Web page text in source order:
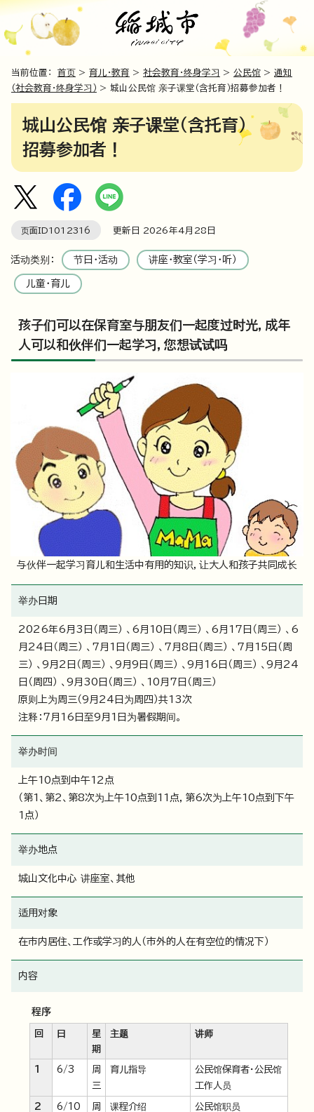
当前位置： 首页 > 育儿・教育 > 社会教育・终身学习 > 公民馆 > 通知
（社会教育・终身学习） > 城山公民馆 亲子课堂（含托育）招募参加者！
城山公民馆 亲子课堂（含托育）
招募参加者！
页面ID1012316 更新日 2026年4月 28 日
活动类别： 节日・活动 讲座・教室（学习・听）
儿童・育儿
孩子们可以在保育室与朋友们一起度过时光，成年
人可以和伙伴们一起学习，您想试试吗
与伙伴一起学习育儿和生活中有用的知识，让大人和孩子共同成长
举办日期
2026年6月3日（周三） 、6月10日（周三） 、6月17日（周三） 、6
月24日（周三） 、7月1日（周三） 、7月8日（周三） 、7月15日（周
三） 、9月2日（周三） 、9月9日（周三） 、9月16日（周三） 、9月24
日（周四） 、9月30日（周三） 、10月7日（周三）
原则上为周三（9月24日为周四）共13次
注释：7月16日至9月1日为暑假期间。
举办时间
上午10点到中午12点
（第1、第2、第8次为上午10点到11点，第6次为上午10点到下午
1点）
举办地点
城山文化中心 讲座室、其他
适用对象
在市内居住、工作或学习的人（市外的人在有空位的情况下）
内容
程序
回 日
星
期
主题 讲师
1 6/3
周
三
育儿指导
公民馆保育者・公民馆
工作人员
2 6/10
周
课程介绍 公民馆职员